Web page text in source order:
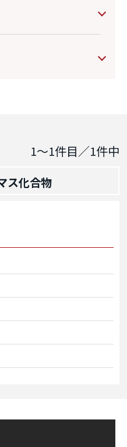
1～1件目／1件中
ス化合物